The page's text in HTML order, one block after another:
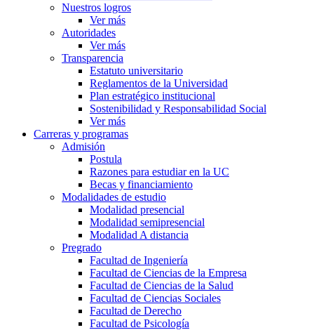
Nuestros logros
Ver más
Autoridades
Ver más
Transparencia
Estatuto universitario
Reglamentos de la Universidad
Plan estratégico institucional
Sostenibilidad y Responsabilidad Social
Ver más
Carreras y programas
Admisión
Postula
Razones para estudiar en la UC
Becas y financiamiento
Modalidades de estudio
Modalidad presencial
Modalidad semipresencial
Modalidad A distancia
Pregrado
Facultad de Ingeniería
Facultad de Ciencias de la Empresa
Facultad de Ciencias de la Salud
Facultad de Ciencias Sociales
Facultad de Derecho
Facultad de Psicología